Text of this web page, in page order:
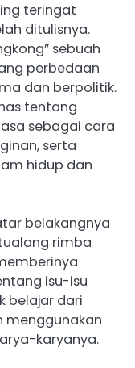
teringat
ditulisnya.
sebuah
perbedaan
dan berpolitik.
tentang
sebagai cara
serta
hidup dan
belakangnya
rimba
isu-isu
belajar dari
menggunakan
karyanya.